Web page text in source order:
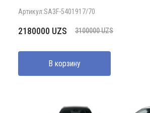
Артикул:SA3F-5401917/70
3100000UZS
Первоначальная
составляла
3100000 UZS.
2180000 UZS
Текущая
2180000 UZS.
В корзину